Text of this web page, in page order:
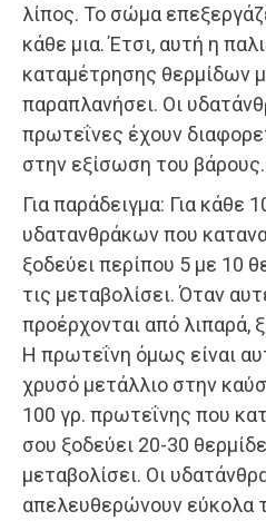
λίπος. Το σώμα
κάθε μια. Έτσι, αυτή η
καταμέτρησης θερμίδων
παραπλανήσει. Οι
πρωτεΐνες έχουν
στην εξίσωση του βάρους.
Για παράδειγμα: Για κάθε
υδατανθράκων που
ξοδεύει περίπου 5 με 10
τις μεταβολίσει. Όταν
προέρχονται από λιπαρά,
Η πρωτεΐνη όμως είναι
χρυσό μετάλλιο στην
100 γρ. πρωτεΐνης που
σου ξοδεύει 20-30
μεταβολίσει. Οι
απελευθερώνουν εύκολα